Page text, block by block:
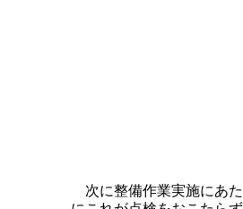
次に整備作業実施にあ